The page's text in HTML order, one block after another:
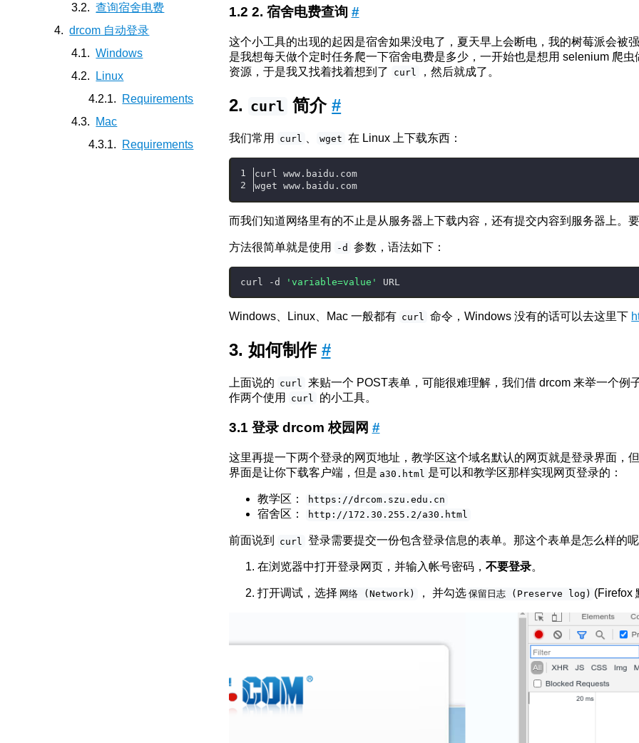
查询宿舍电费
drcom 自动登录
Windows
Linux
Requirements
Mac
Requirements
2. 宿舍电费查询 #
这个小工具的出现的起因是宿舍如果没电了，夏天早上会断电，我的树莓派会被
是我想每天做个定时任务爬一下宿舍电费是多少，一开始也是想用 selenium 爬
资源，于是我又找着找着想到了
curl ，然后就成了。
curl 简介#
我们常用 curl wget 在 Linux 上下载东西：
curl www.baidu.com
wget www.baidu.com
而我们知道网络里有的不止是从服务器上下载内容，还有提交内容到服务器上。
方法很简单就是使用 -d 参数，语法如下：
curl -d 'variable=value'
Windows、Linux、Mac 一般都有 curl 命令，Windows 没有的话可以去这里下
如何制作 #
上面说的 curl
来贴一个 POST表单，可能很难理解，我们借 drcom 来举一个例
作两个使用
curl 的小工具。
登录 drcom 校园网 #
这里再提一下两个登录的网页地址，教学区这个域名默认的网页就是登录界面，
界面是让你下载客户端，但是 a30.html 是可以和教学区那样实现网页登录的：
教学区： https://drcom.szu.edu.cn
宿舍区： http://172.30.255.2/a30.html
前面说到 curl 登录需要提交一份包含登录信息的表单。那这个表单是怎么样的
在浏览器中打开登录网页，并输入帐号密码， 不要登录。
打开调试，选择 网络 (Network) ， 并勾选 保留日志 (Preserve log) (Firefox